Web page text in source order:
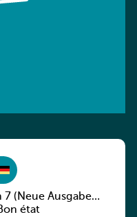
(Neue Ausgabe
état